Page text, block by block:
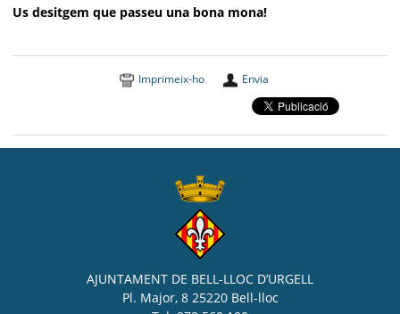
Us desitgem que passeu una bona mona!
Imprimeix-ho Envia
AJUNTAMENT DE BELL-LLOC D’URGELL
Pl. Major, 8 25220 Bell-lloc